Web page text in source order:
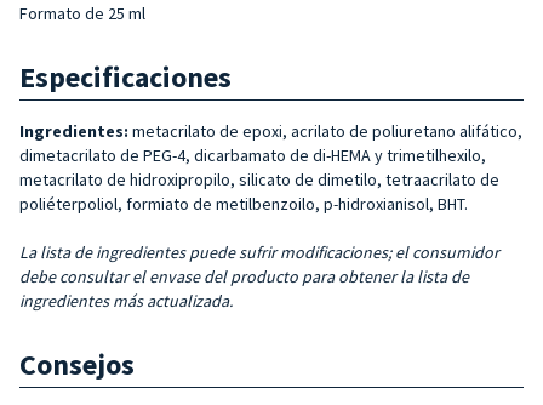
Formato de 25 ml
Especificaciones
Ingredientes: metacrilato de epoxi, acrilato de poliuretano alifático,
dimetacrilato de PEG-4, dicarbamato de di-HEMA y trimetilhexilo,
metacrilato de hidroxipropilo, silicato de dimetilo, tetraacrilato de
poliéterpoliol, formiato de metilbenzoilo, p-hidroxianisol, BHT.
La lista de ingredientes puede sufrir modificaciones; el consumidor
debe consultar el envase del producto para obtener la lista de
ingredientes más actualizada.
Consejos